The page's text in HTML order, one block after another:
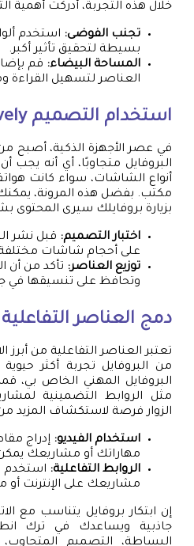
خلال هذه التجربة، أدركت أهمية
تجنب الفوضى: استخدم
بسيطة لتحقيق تأثير أكبر.
المساحة البيضاء: قم
العناصر لتسهيل القراءة
استخدام التصميم responsively
في عصر الأجهزة الذكية، أصبح
البروفايل متجاوبًا، أي أنه
أنواع الشاشات، سواء كانت
مكتب. بفضل هذه المرونة،
بزيارة بروفايلك سيرى المحتوى
اختبار التصميم: قبل نشر
على أحجام شاشات
توزيع العناصر: تأكد من أن
وتحافظ على تنسيقها في
دمج العناصر التفاعلية
تعتبر العناصر التفاعلية من أبرز
من البروفايل تجربة أكثر
البروفايل المهني الخاص بي،
مثل الروابط التضمينية
الزوار فرصة لاستكشاف المزيد
استخدام الفيديو: إدراج
مهاراتك أو مشاريعك يمكن
الروابط التفاعلية: استخدم
مشاريعك على الإنترنت أو
إن ابتكار بروفايل يتناسب مع
جاذبية ويساعدك في ترك
البساطة، التصميم المتجاوب،